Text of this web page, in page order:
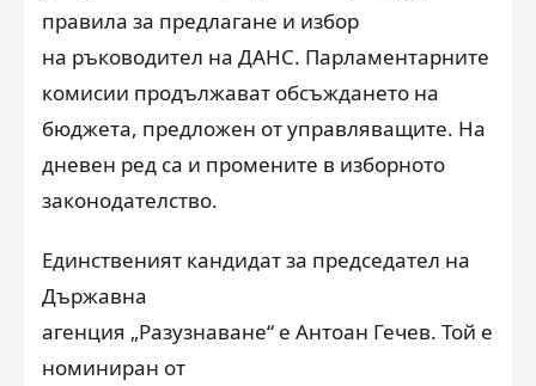
правила за предлагане и избор
на ръководител на ДАНС. Парламентарните
комисии продължават обсъждането на
бюджета, предложен от управляващите. На
дневен ред са и промените в изборното
законодателство.
Единственият кандидат за председател на
Държавна
агенция „Разузнаване“ е Антоан Гечев. Той е
номиниран от